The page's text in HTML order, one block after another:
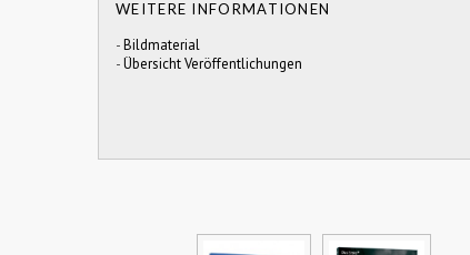
WEITERE INFORMATIONEN
-Bildmaterial
-Übersicht Veröffentlichungen